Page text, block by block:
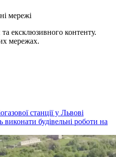
мережі
ексклюзивного контенту.
мережах.
станції у Львові
будівельні роботи на